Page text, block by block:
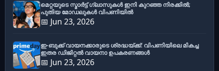
മെറ്റയുടെ സ്മാർട്ട് ഗ്ലാസുകൾ ഇനി കുറഞ്ഞ നിരക്കിൽ;
പുതിയ മോഡലുകൾ വിപണിയിൽ
📅 Jun 23, 2026
ഇ-ബുക്ക് വായനക്കാരുടെ ശ്രദ്ധയ്ക്ക്: വിപണിയിലെ മികച്ച
ഇതര ഡിജിറ്റൽ വായനാ ഉപകരണങ്ങൾ
📅 Jun 23, 2026